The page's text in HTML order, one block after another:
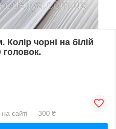
чорні на білій
головок.
на сайті — 300 ₴